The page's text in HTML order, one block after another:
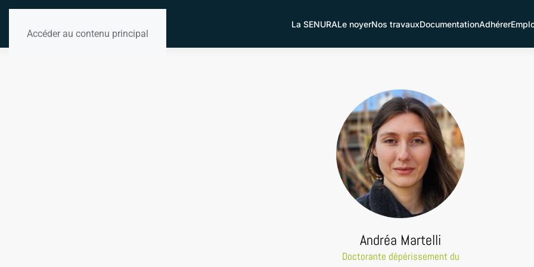
Accéder au contenu principal
La SENURALe noyerNos travauxDocumentationAdhérer
Andréa Martelli
Doctorante dépérissement du